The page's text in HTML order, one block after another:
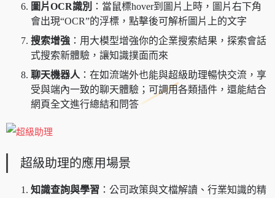
圖片OCR識別
：當鼠標hover到圖片上時，圖片右下角
會出現“OCR”的浮標，點擊後可解析圖片上的文字
搜索增強 ：用大模型增強你的企業搜索結果，探索會話
式搜索新體驗，讓知識撲面而來
聊天機器人 ：在如流端外也能與超級助理暢快交流，享
受與端內一致的聊天體驗；可調用各類插件，還能結合
網頁全文進行總結和問答
超級助理的應用場景
知識查詢與學習 ：公司政策與文檔解讀、行業知識的精